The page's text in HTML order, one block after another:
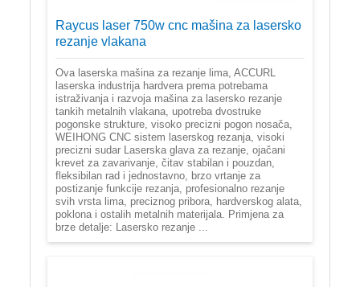
Raycus laser 750w cnc mašina za lasersko
rezanje vlakana
Ova laserska mašina za rezanje lima, ACCURL
laserska industrija hardvera prema potrebama
istraživanja i razvoja mašina za lasersko rezanje
tankih metalnih vlakana, upotreba dvostruke
pogonske strukture, visoko precizni pogon nosača,
WEIHONG CNC sistem laserskog rezanja, visoki
precizni sudar Laserska glava za rezanje, ojačani
krevet za zavarivanje, čitav stabilan i pouzdan,
fleksibilan rad i jednostavno, brzo vrtanje za
postizanje funkcije rezanja, profesionalno rezanje
svih vrsta lima, preciznog pribora, hardverskog alata,
poklona i ostalih metalnih materijala. Primjena za
brze detalje: Lasersko rezanje ...